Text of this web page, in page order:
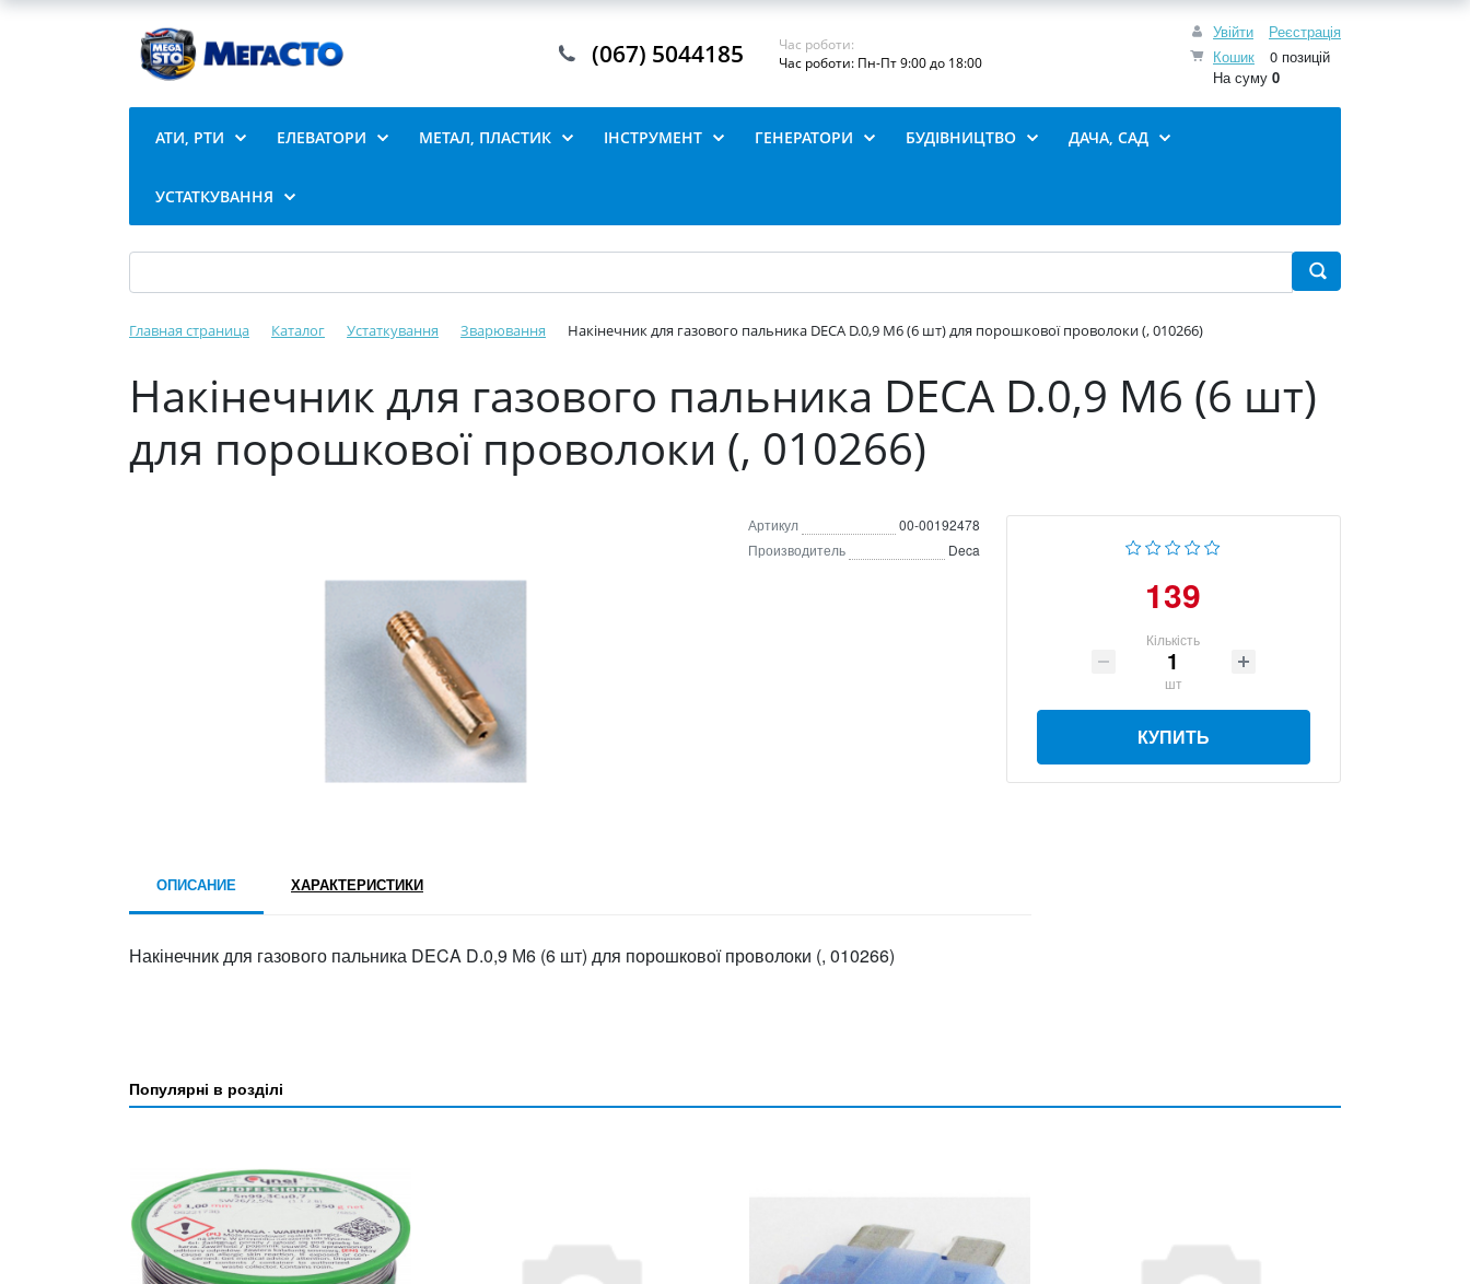
Увійти
Реєстрація
Кошик
0 позицій
На суму 0
(067) 5044185
Час роботи:
Час роботи: Пн-Пт 9:00 до 18:00
АТИ, РТИ ЕЛЕВАТОРИ МЕТАЛ, ПЛАСТИК ІНСТРУМЕНТ ГЕНЕРАТОРИ БУДІВНИЦТВО ДАЧА, САД
УСТАТКУВАННЯ
Главная страница Каталог Устаткування Зварювання Накінечник для газового пальника DECA D.0,9 М6 (6 шт) для порошкової проволоки (, 010266)
Накінечник для газового пальника DECA D.0,9 М6 (6 шт)
для порошкової проволоки (, 010266)
Артикул
00-00192478
Производитель
Deca
139
Кількість
шт
КУПИТЬ
ОПИСАНИЕ ХАРАКТЕРИСТИКИ
Накінечник для газового пальника DECA D.0,9 М6 (6 шт) для порошкової проволоки (, 010266)
Популярні в розділі